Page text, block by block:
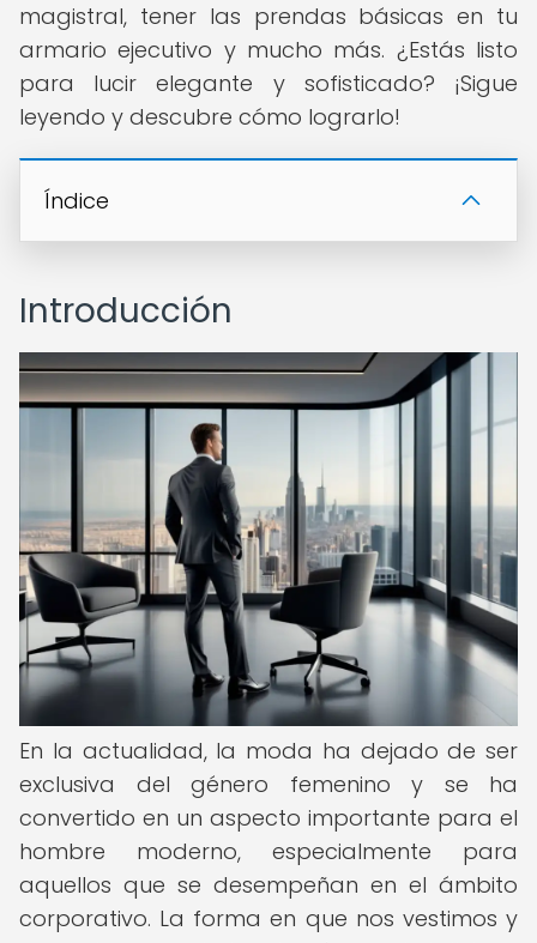
magistral, tener las prendas básicas en tu
armario ejecutivo y mucho más. ¿Estás listo
para lucir elegante y sofisticado? ¡Sigue
leyendo y descubre cómo lograrlo!
Índice
Introducción
En la actualidad, la moda ha dejado de ser
exclusiva del género femenino y se ha
convertido en un aspecto importante para el
hombre moderno, especialmente para
aquellos que se desempeñan en el ámbito
corporativo. La forma en que nos vestimos y